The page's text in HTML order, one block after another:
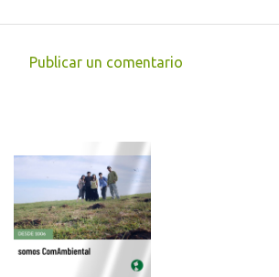
e
t
a
Publicar un comentario